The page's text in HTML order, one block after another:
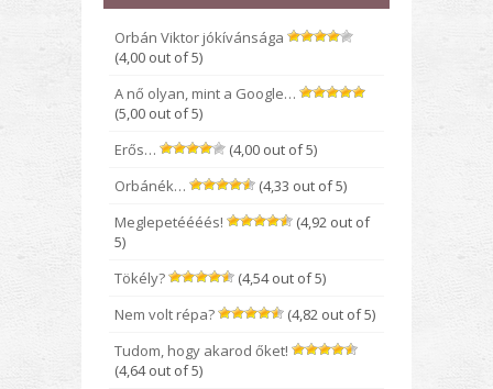
Orbán Viktor jókívánsága
(4,00 out of 5)
A nő olyan, mint a Google…
(5,00 out of 5)
Erős…
(4,00 out of 5)
Orbánék…
(4,33 out of 5)
Meglepetéééés!
(4,92 out of
5)
Tökély?
(4,54 out of 5)
Nem volt répa?
(4,82 out of 5)
Tudom, hogy akarod őket!
(4,64 out of 5)